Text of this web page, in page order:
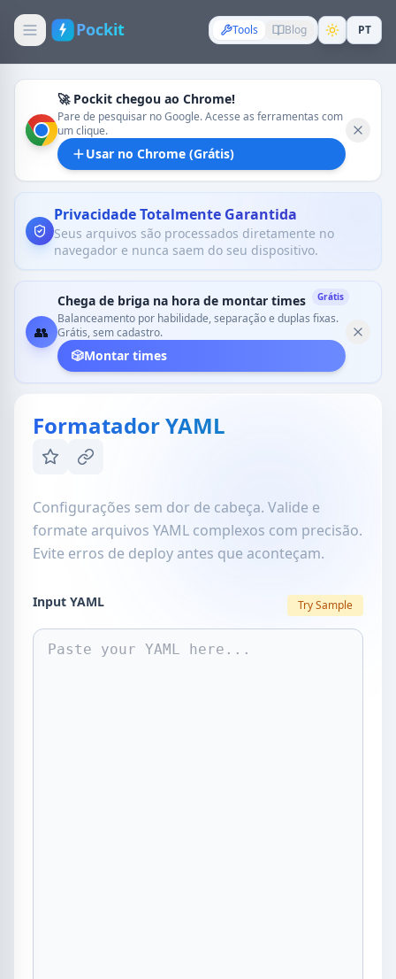
Pockit Tools Blog PT
🚀 Pockit chegou ao Chrome!
Pare de pesquisar no Google. Acesse as ferramentas com
um clique.
Usar no Chrome (Grátis)
Privacidade Totalmente Garantida
Seus arquivos são processados diretamente no
navegador e nunca saem do seu dispositivo.
Grátis
👥
Chega de briga na hora de montar times
Balanceamento por habilidade, separação e duplas fixas.
Grátis, sem cadastro.
🎲Montar times
Formatador YAML
Configurações sem dor de cabeça. Valide e
formate arquivos YAML complexos com precisão.
Evite erros de deploy antes que aconteçam.
Input YAML Try Sample